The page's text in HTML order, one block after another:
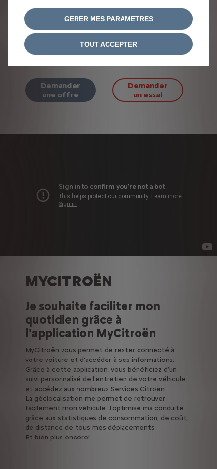
Tranquillement depuis chez vous , recevez une
offre personnalisée.
Vous pouvez également réserver l'essai du
véhicule Citroën de votre choix dans une
Demander
une offre
Demander
un essai
MYCITROËN
Je souhaite faciliter mon
quotidien grâce à
l'application MyCitroën
MyCitroën vous permet de rester connecté à
votre voiture et d’accéder à ses informations.
Grâce à cette application, vous bénéficiez d’un
suivi personnalisé de l'entretien de votre véhicule
et accédez aux nombreux Services Citroën.
La géolocalisation me permet de retrouver
facilement mon véhicule. J'optimise ma conduite
grâce aux statistiques de consommation, de coût,
de distance de tous mes déplacements.
Et bien plus encore!
GERER MES PARAMETRES
TOUT ACCEPTER